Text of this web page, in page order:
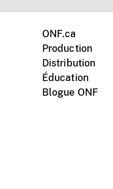
ONF.ca
Production
Distribution
Éducation
Blogue ONF